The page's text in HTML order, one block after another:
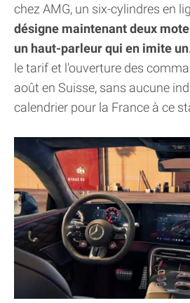
chez AMG, un six-cylindres en
désigne maintenant deux
un haut-parleur qui en imite
le tarif et l'ouverture des
août en Suisse, sans aucune
calendrier pour la France à ce